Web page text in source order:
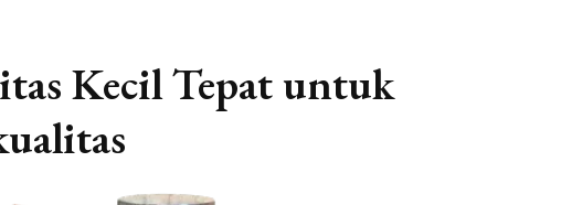
Kecil Tepat untuk